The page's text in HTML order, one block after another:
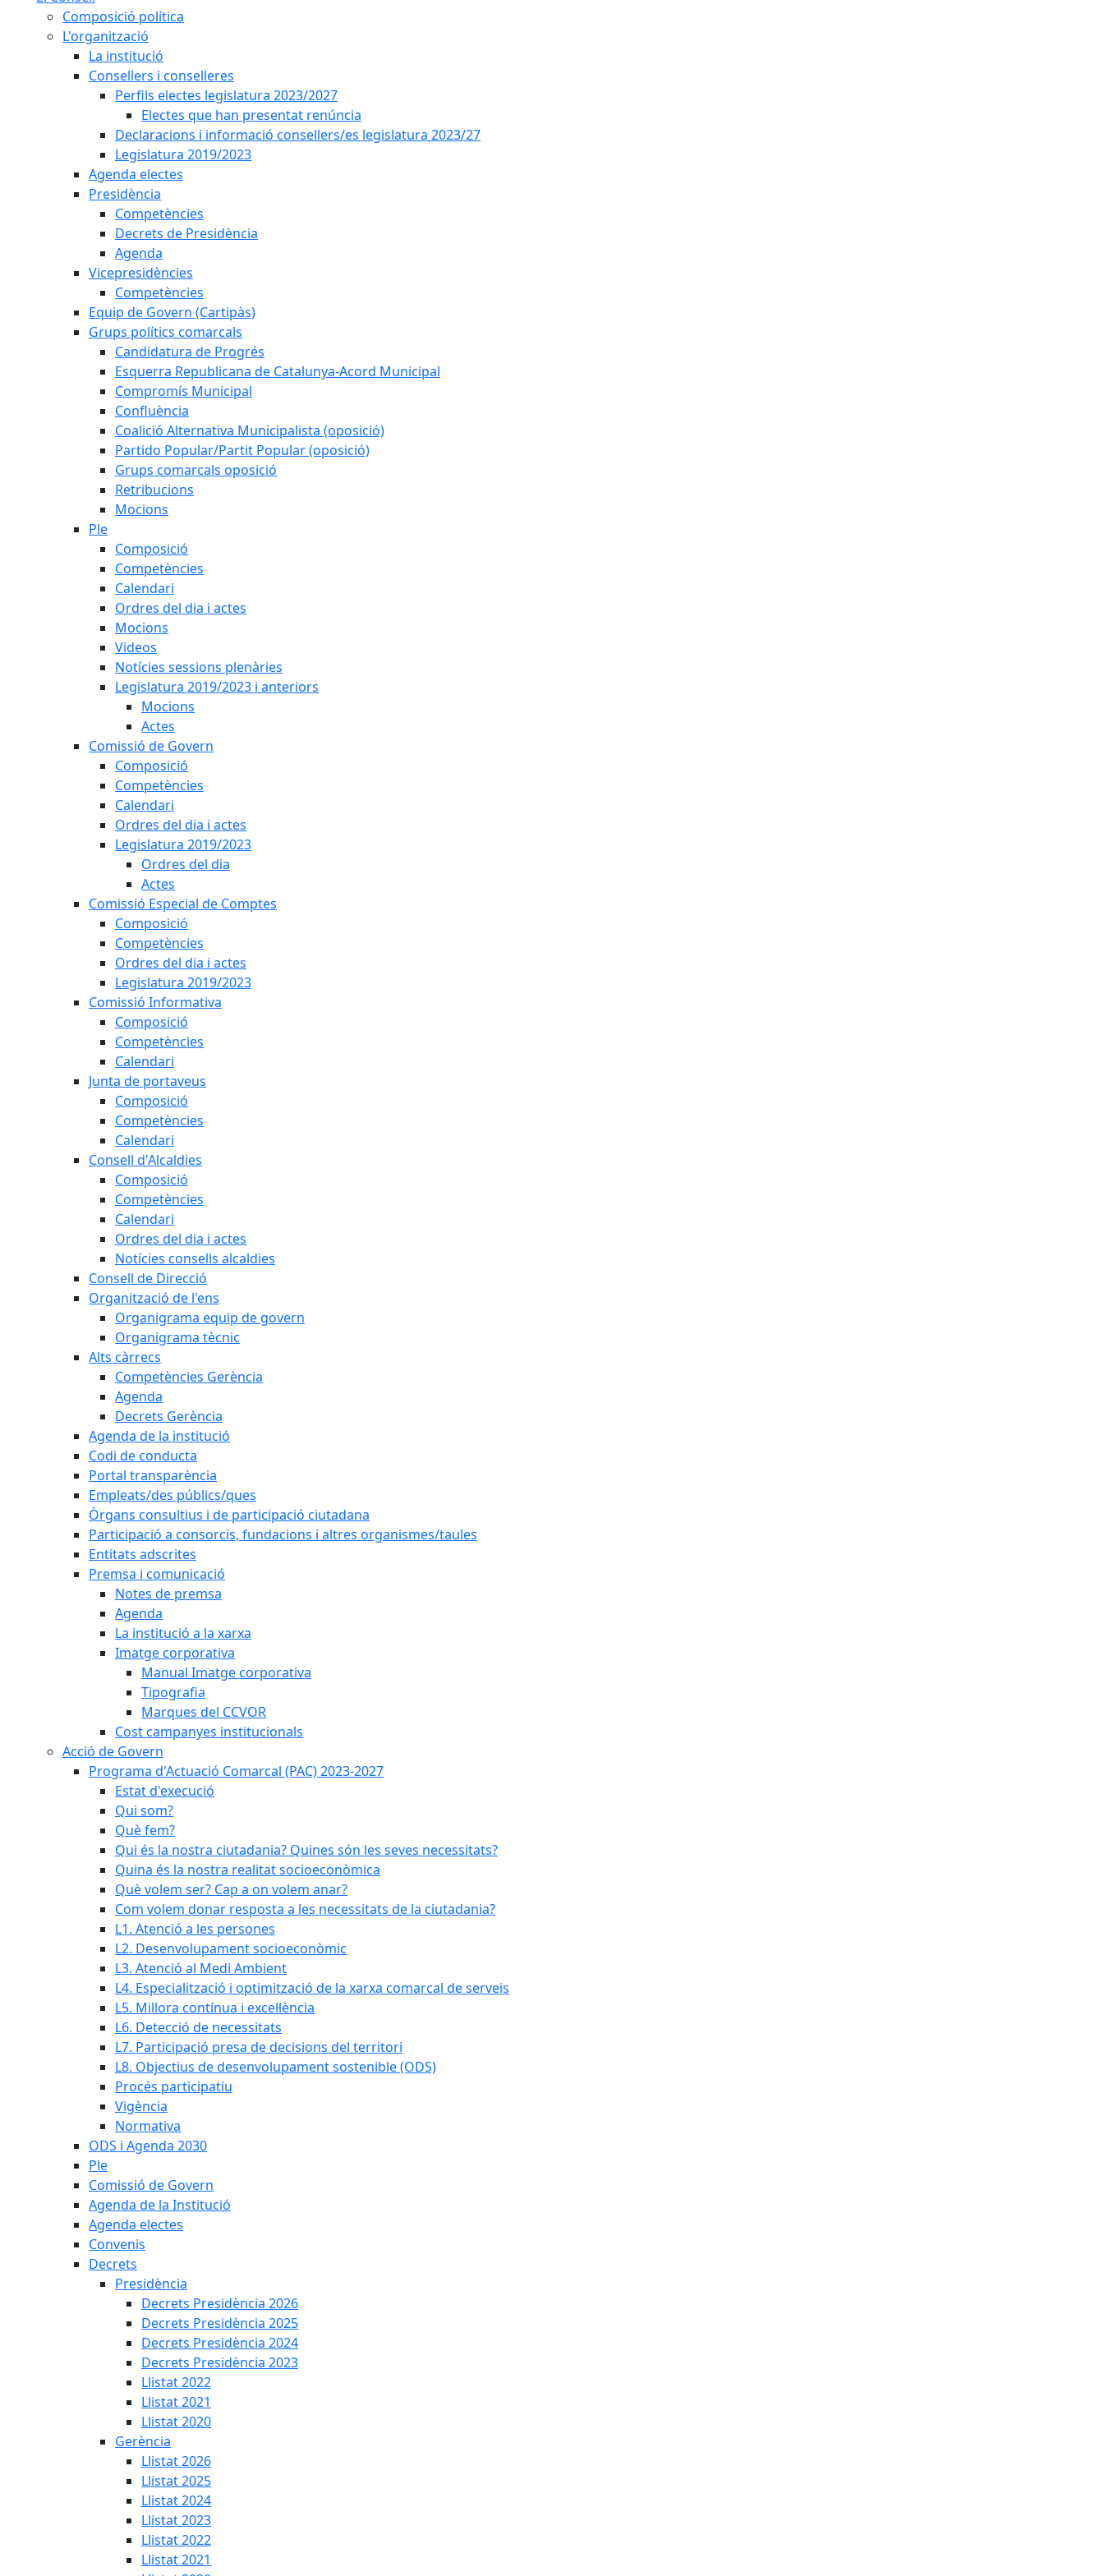
Composició política
L'organització
La institució
Consellers i conselleres
Perfils electes legislatura 2023/2027
Electes que han presentat renúncia
Declaracions i informació consellers/es legislatura 2023/27
Legislatura 2019/2023
Agenda electes
Presidència
Competències
Decrets de Presidència
Agenda
Vicepresidències
Competències
Equip de Govern (Cartipàs)
Grups polítics comarcals
Candidatura de Progrés
Esquerra Republicana de Catalunya-Acord Municipal
Compromís Municipal
Confluència
Coalició Alternativa Municipalista (oposició)
Partido Popular/Partit Popular (oposició)
Grups comarcals oposició
Retribucions
Mocions
Ple
Composició
Competències
Calendari
Ordres del dia i actes
Mocions
Videos
Notícies sessions plenàries
Legislatura 2019/2023 i anteriors
Mocions
Actes
Comissió de Govern
Composició
Competències
Calendari
Ordres del dia i actes
Legislatura 2019/2023
Ordres del dia
Actes
Comissió Especial de Comptes
Composició
Competències
Ordres del dia i actes
Legislatura 2019/2023
Comissió Informativa
Composició
Competències
Calendari
Junta de portaveus
Composició
Competències
Calendari
Consell d'Alcaldies
Composició
Competències
Calendari
Ordres del dia i actes
Notícies consells alcaldies
Consell de Direcció
Organització de l'ens
Organigrama equip de govern
Organigrama tècnic
Alts càrrecs
Competències Gerència
Agenda
Decrets Gerència
Agenda de la institució
Codi de conducta
Portal transparència
Empleats/des públics/ques
Òrgans consultius i de participació ciutadana
Participació a consorcis, fundacions i altres organismes/taules
Entitats adscrites
Premsa i comunicació
Notes de premsa
Agenda
La institució a la xarxa
Imatge corporativa
Manual Imatge corporativa
Tipografia
Marques del CCVOR
Cost campanyes institucionals
Acció de Govern
Programa d'Actuació Comarcal (PAC) 2023-2027
Estat d'execució
Qui som?
Què fem?
Qui és la nostra ciutadania? Quines són les seves necessitats?
Quina és la nostra realitat socioeconòmica
Què volem ser? Cap a on volem anar?
Com volem donar resposta a les necessitats de la ciutadania?
L1. Atenció a les persones
L2. Desenvolupament socioeconòmic
L3. Atenció al Medi Ambient
L4. Especialització i optimització de la xarxa comarcal de serveis
L5. Millora contínua i excel·lència
L6. Detecció de necessitats
L7. Participació presa de decisions del territori
L8. Objectius de desenvolupament sostenible (ODS)
Procés participatiu
Vigència
Normativa
ODS i Agenda 2030
Ple
Comissió de Govern
Agenda de la Institució
Agenda electes
Convenis
Decrets
Presidència
Decrets Presidència 2026
Decrets Presidència 2025
Decrets Presidència 2024
Decrets Presidència 2023
Llistat 2022
Llistat 2021
Llistat 2020
Gerència
Llistat 2026
Llistat 2025
Llistat 2024
Llistat 2023
Llistat 2022
Llistat 2021